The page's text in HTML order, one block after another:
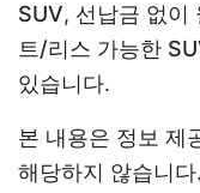
SUV, 선납금 없이
트/리스 가능한
있습니다.
본 내용은 정보 제
해당하지 않습니